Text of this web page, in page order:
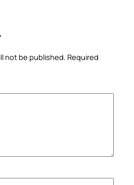
not be published. Required